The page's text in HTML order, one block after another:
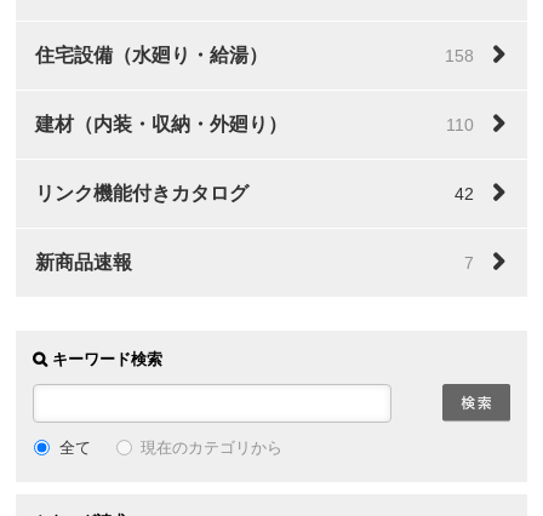
住宅設備（水廻り・給湯） 158
建材（内装・収納・外廻り） 110
リンク機能付きカタログ 42
新商品速報 7
キーワード検索
全て 現在のカテゴリから